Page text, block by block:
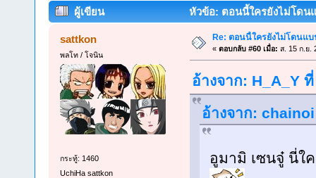
ผู้เขียน หัวข้อ: ตอนนี้ใครยังไม่โดน
sattkon
พลโท / โจนิน
กระทู้: 1460
UchiHa sattkon
Re: ตอนนี้ใครยังไม่โดนแ
« ตอบกลับ #60 เมื่อ: ส. 15 ก.ย.
อ้างจาก: H_A_Y
อ้างจาก:
อูมามิ เซนจู๋ นี่ใ